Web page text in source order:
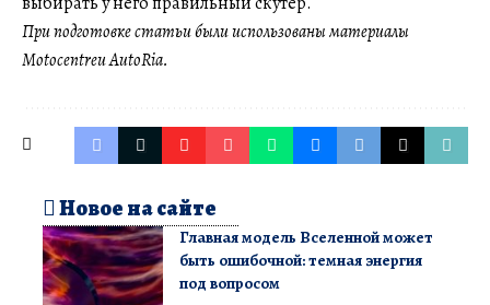
При подготовке статьи были использованы материалы
Motocentreи AutoRia.
Новое на сайте
Главная модель Вселенной может
быть ошибочной: темная энергия
под вопросом